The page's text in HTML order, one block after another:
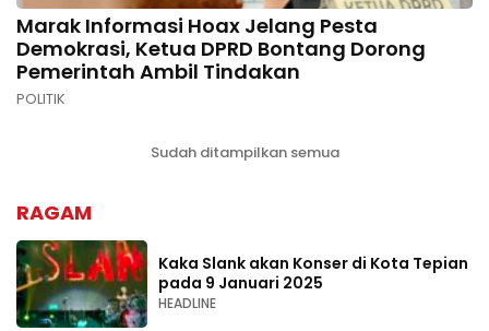
Marak Informasi Hoax Jelang Pesta
Demokrasi, Ketua DPRD Bontang Dorong
Pemerintah Ambil Tindakan
POLITIK
Sudah ditampilkan semua
RAGAM
Kaka Slank akan Konser di Kota Tepian
pada 9 Januari 2025
HEADLINE